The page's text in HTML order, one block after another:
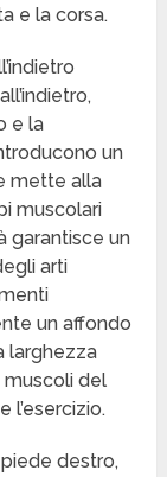
e la corsa.
e la
un
mette alla
muscolari
garantisce un
arti
un affondo
larghezza
muscoli del
l’esercizio.
destro,